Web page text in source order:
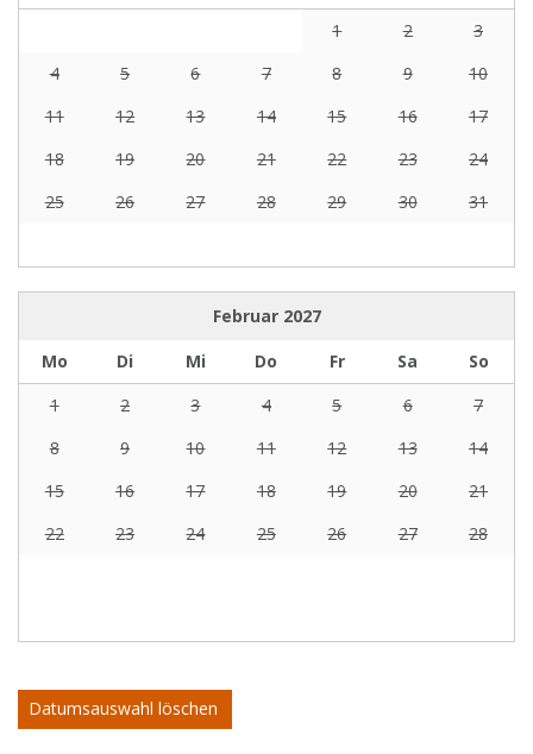
1
2
3
4
5 6 7 8 9
10
11
12 13 14 15 16
17
18
19 20 21 22 23
24
25
26 27 28 29 30 31
Februar 2027
Mo
Di Mi Do Fr Sa
So
1
2 3 4 5 6
7
8
9 10 11 12 13
14
15
16 17 18 19 20
21
22
23 24 25 26 27 28
Datumsauswahl löschen